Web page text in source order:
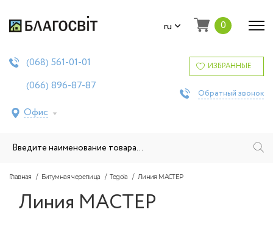
ru 0
(068) 561-01-01
(066) 896-87-87
Офис
ИЗБРАННЫЕ
Обратный звонок
Главная Битумная черепица Tegola Линия МАСТЕР
Линия МАСТЕР